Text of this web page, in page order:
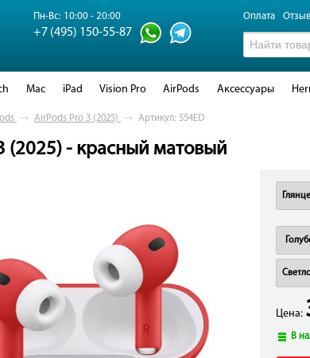
Пн-Вс: 10:00 - 20:00
+7 (495) 150-55-87
Оплата
Mac iPad Vision Pro AirPods Аксессуары
→ AirPods Pro 3 (2025) → Артикул: 554ED
(2025) - красный матовый
Цена:
В